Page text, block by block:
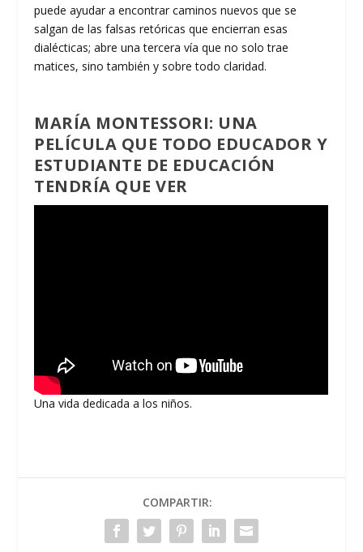
puede ayudar a encontrar caminos nuevos que se
salgan de las falsas retóricas que encierran esas
dialécticas; abre una tercera vía que no solo trae
matices, sino también y sobre todo claridad.
MARÍA MONTESSORI: UNA
PELÍCULA QUE TODO EDUCADOR Y
ESTUDIANTE DE EDUCACIÓN
TENDRÍA QUE VER
Una vida dedicada a los niños.
COMPARTIR: